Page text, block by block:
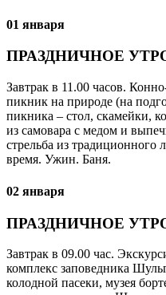
01 января
ПРАЗДНИЧНОЕ
Завтрак в 11.00 часов.
пикник на природе (на
пикника – стол, скамейки,
из самовара с медом и
стрельба из традиционного
время. Ужин. Баня.
02 января
ПРАЗДНИЧНОЕ
Завтрак в 09.00 час.
комплекс заповедника
колодной пасеки, музея